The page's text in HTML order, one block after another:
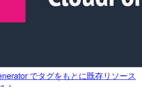
でタグをもとに既存リソース